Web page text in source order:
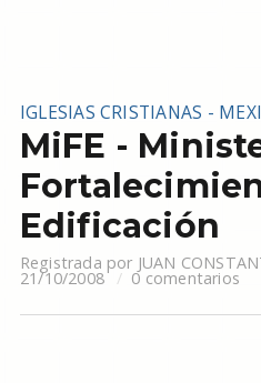
IGLESIAS CRISTIANAS -
MiFE -
Edificación
Registrada por JUAN
21/10/2008 0 comentarios